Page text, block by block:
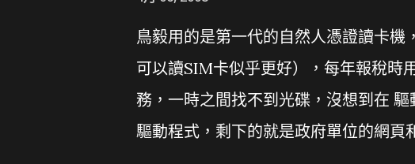
鳥毅用的是第一代的自然人憑證讀卡
可以讀SIM卡似乎更好），每年報稅時
務，一時之間找不到光碟，沒想到在
驅動程式，剩下的就是政府單位的網頁